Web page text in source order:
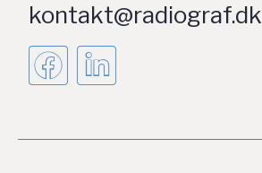
kontakt@radiograf.dk